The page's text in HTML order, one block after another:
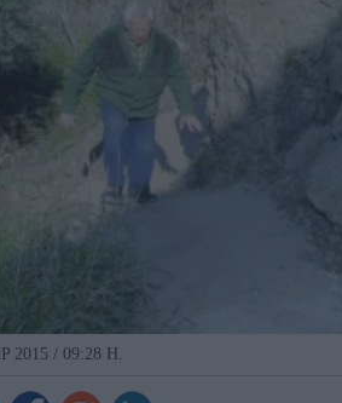
2015 / 09:28 H.